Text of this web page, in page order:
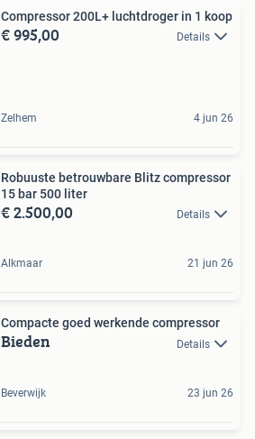
Compressor 200L+ luchtdroger in 1 koop
€ 995,00 Details
Zelhem 4 jun 26
Robuuste betrouwbare Blitz compressor
15 bar 500 liter
€ 2.500,00 Details
Alkmaar 21 jun 26
Compacte goed werkende compressor
Bieden Details
Beverwijk 23 jun 26